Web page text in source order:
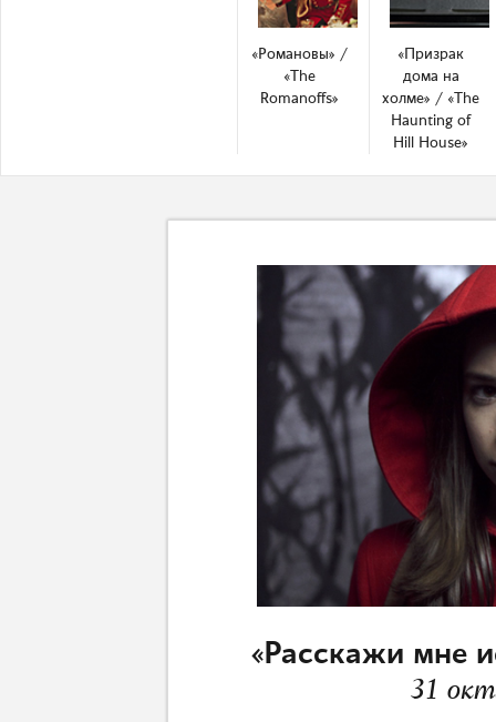
«Романовы» /
«The
Romanoffs»
«Призрак
дома на
холме» / «The
Haunting of
Hill House»
«Расскажи мне
31